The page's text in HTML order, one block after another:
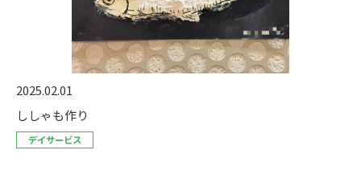
2025.02.01
ししゃも作り
デイサービス